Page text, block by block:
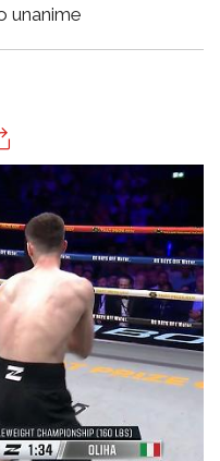
unanime